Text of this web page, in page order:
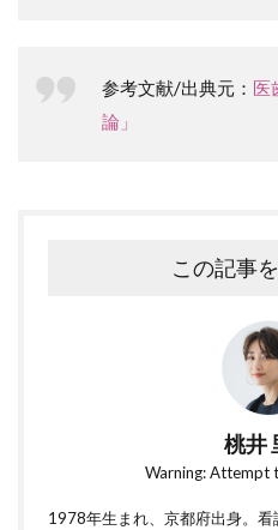
参考文献/出典元： 医
論」
この記事
桃井
Warning: Attempt
1978年生まれ、京都府出身。